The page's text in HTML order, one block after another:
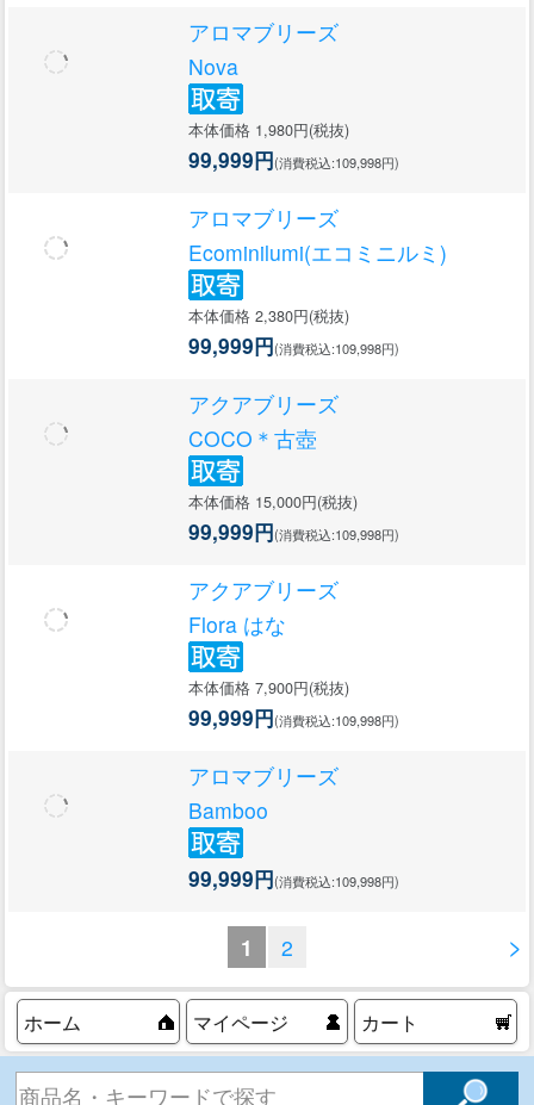
アロマブリーズ
Nova
本体価格 1,980円(税抜)
99,999円(消費税込:109,998円)
アロマブリーズ
Ecominilumi(エコミニルミ)
本体価格 2,380円(税抜)
99,999円(消費税込:109,998円)
アクアブリーズ
COCO＊古壺
本体価格 15,000円(税抜)
99,999円(消費税込:109,998円)
アクアブリーズ
Flora はな
本体価格 7,900円(税抜)
99,999円(消費税込:109,998円)
アロマブリーズ
Bamboo
99,999円(消費税込:109,998円)
>
1 2
ホーム マイページ カート